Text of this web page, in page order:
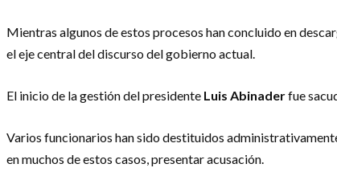
Mientras algunos de estos procesos han concluido en
el eje central del discurso del gobierno actual.
El inicio de la gestión del presidente Luis Abinaderfue
Varios funcionarios han sido destituidos
en muchos de estos casos, presentar acusación.